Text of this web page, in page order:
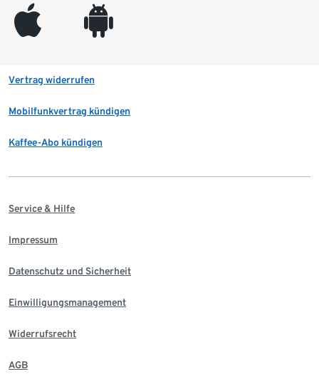
appleinc android
Vertrag widerrufen
Mobilfunkvertrag kündigen
Kaffee-Abo kündigen
Service & Hilfe
Impressum
Datenschutz und Sicherheit
Einwilligungsmanagement
Widerrufsrecht
AGB